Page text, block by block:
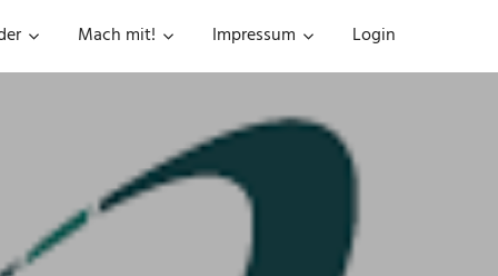
Mach mit! Impressum Login